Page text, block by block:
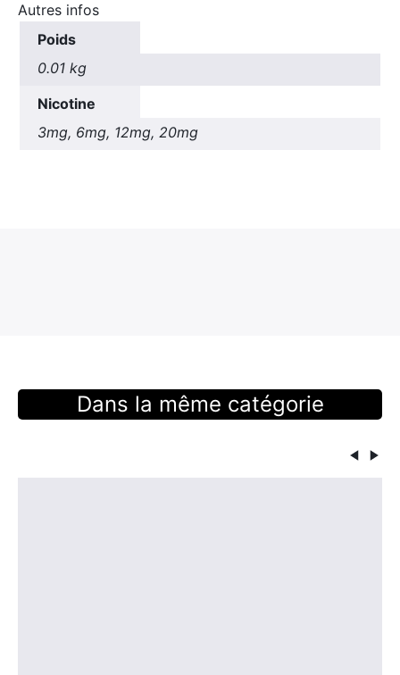
Autres infos
Poids
0.01 kg
Nicotine
3mg, 6mg, 12mg, 20mg
Dans la même catégorie